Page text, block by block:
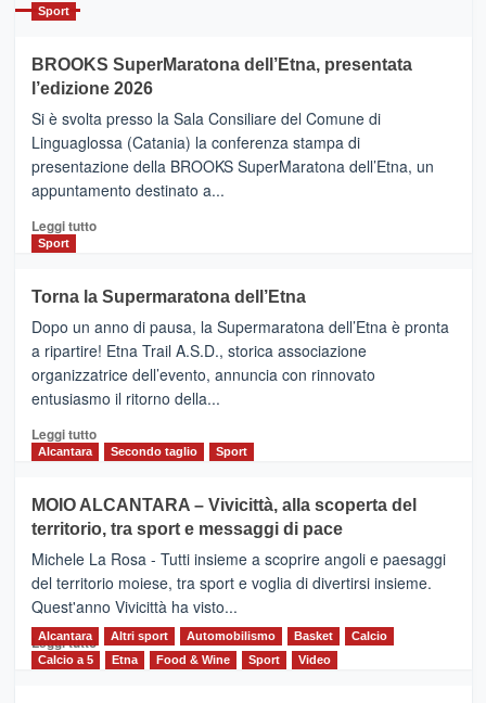
con
la
Al
via
i
collegamenti
Sport
BROOKS SuperMaratona dell’Etna, presentata
l’edizione 2026
Si è svolta presso la Sala Consiliare del Comune di
Linguaglossa (Catania) la conferenza stampa di
presentazione della BROOKS SuperMaratona dell’Etna, un
appuntamento destinato a...
Leggi tuttoLeggi
BROOKS
SuperMaratona
dell’Etna,
presentata
l’edizione
2026
Sport
Torna la Supermaratona dell’Etna
Dopo un anno di pausa, la Supermaratona dell’Etna è pronta
a ripartire! Etna Trail A.S.D., storica associazione
organizzatrice dell’evento, annuncia con rinnovato
entusiasmo il ritorno della...
Leggi tuttoLeggi
Torna
la
Supermaratona
dell’Etna
Alcantara Secondo taglio Sport
MOIO ALCANTARA – Vivicittà, alla scoperta del
territorio, tra sport e messaggi di pace
Michele La Rosa - Tutti insieme a scoprire angoli e paesaggi
del territorio moiese, tra sport e voglia di divertirsi insieme.
Quest'anno Vivicittà ha visto...
Leggi tutto Leggi
Alcantara Altri sport Automobilismo Basket
Calcio
Calcio a 5
Etna Food & Wine Sport Video